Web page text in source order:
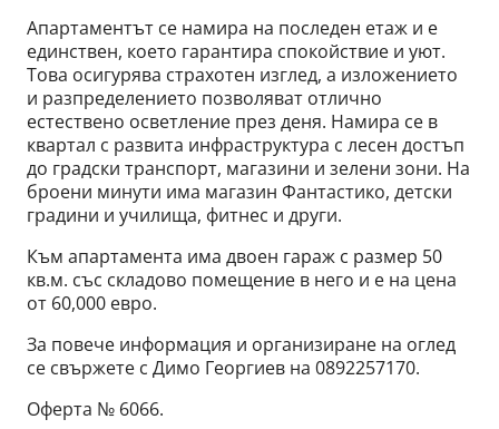
Апартаментът се намира на последен етаж и е
единствен, което гарантира спокойствие и уют.
Това осигурява страхотен изглед, а изложението
и разпределението позволяват отлично
естествено осветление през деня. Намира се в
квартал с развита инфраструктура с лесен достъп
до градски транспорт, магазини и зелени зони. На
броени минути има магазин Фантастико, детски
градини и училища, фитнес и други.
Към апартамента има двоен гараж с размер 50
кв.м. със складово помещение в него и е на цена
от 60,000 евро.
За повече информация и организиране на оглед
се свържете с Димо Георгиев на 0892257170.
Оферта № 6066.